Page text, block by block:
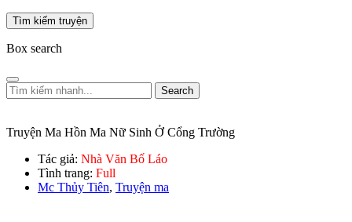
Tìm kiếm truyện
Box search
Search
Truyện Ma Hồn Ma Nữ Sinh Ở Cổng Trường
Tác giả: Nhà Văn Bố Láo
Tình trang: Full
Mc Thủy Tiên, Truyện ma